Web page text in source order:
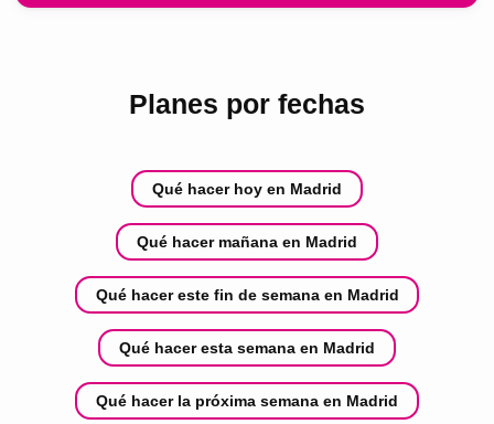
Planes por fechas
Qué hacer hoy en Madrid
Qué hacer mañana en Madrid
Qué hacer este fin de semana en Madrid
Qué hacer esta semana en Madrid
Qué hacer la próxima semana en Madrid